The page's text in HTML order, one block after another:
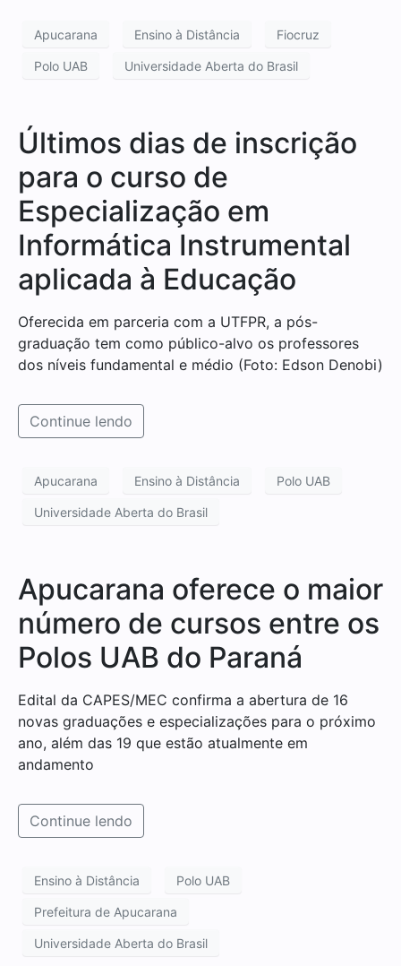
Apucarana Ensino à Distância Fiocruz
Polo UAB Universidade Aberta do Brasil
Últimos dias de inscrição
para o curso de
Especialização em
Informática Instrumental
aplicada à Educação
Oferecida em parceria com a UTFPR, a pós-
graduação tem como público-alvo os professores
dos níveis fundamental e médio (Foto: Edson Denobi)
Continue lendo
Apucarana Ensino à Distância Polo UAB
Universidade Aberta do Brasil
Apucarana oferece o maior
número de cursos entre os
Polos UAB do Paraná
Edital da CAPES/MEC confirma a abertura de 16
novas graduações e especializações para o próximo
ano, além das 19 que estão atualmente em
andamento
Continue lendo
Ensino à Distância Polo UAB
Prefeitura de Apucarana
Universidade Aberta do Brasil